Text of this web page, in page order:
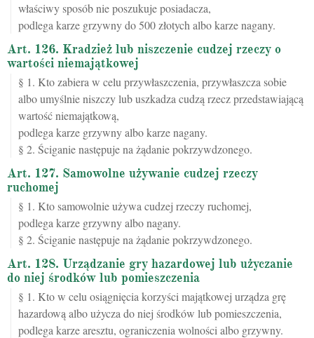
właściwy sposób nie poszukuje posiadacza,
podlega karze grzywny do 500 złotych albo karze nagany.
Art. 126. Kradzież lub niszczenie cudzej rzeczy o
wartości niemajątkowej
§ 1. Kto zabiera w celu przywłaszczenia, przywłaszcza sobie
albo umyślnie niszczy lub uszkadza cudzą rzecz przedstawiającą
wartość niemajątkową,
podlega karze grzywny albo karze nagany.
§ 2. Ściganie następuje na żądanie pokrzywdzonego.
Art. 127. Samowolne używanie cudzej rzeczy
ruchomej
§ 1. Kto samowolnie używa cudzej rzeczy ruchomej,
podlega karze grzywny albo nagany.
§ 2. Ściganie następuje na żądanie pokrzywdzonego.
Art. 128. Urządzanie gry hazardowej lub użyczanie
do niej środków lub pomieszczenia
§ 1. Kto w celu osiągnięcia korzyści majątkowej urządza grę
hazardową albo użycza do niej środków lub pomieszczenia,
podlega karze aresztu, ograniczenia wolności albo grzywny.